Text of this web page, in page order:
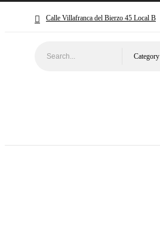
Calle Villafranca del Bierzo 45 Local B
Category